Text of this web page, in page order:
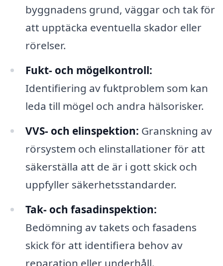
byggnadens grund, väggar och tak för
att upptäcka eventuella skador eller
rörelser.
Fukt- och mögelkontroll:
Identifiering av fuktproblem som kan
leda till mögel och andra hälsorisker.
VVS- och elinspektion: Granskning av
rörsystem och elinstallationer för att
säkerställa att de är i gott skick och
uppfyller säkerhetsstandarder.
Tak- och fasadinspektion:
Bedömning av takets och fasadens
skick för att identifiera behov av
reparation eller underhåll.